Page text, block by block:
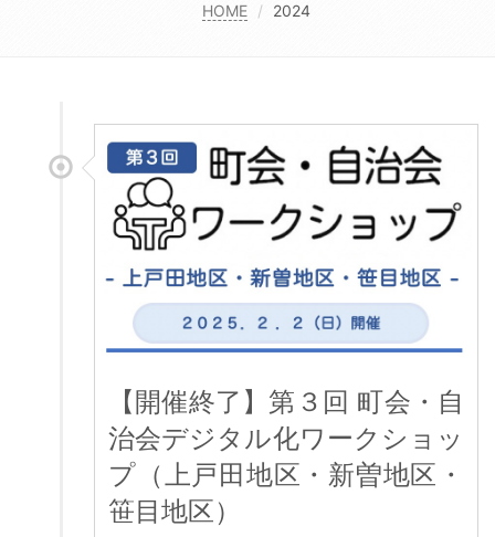
HOME 2024
【開催終了】第３回 町会・自
治会デジタル化ワークショッ
プ（上戸田地区・新曽地区・
笹目地区）